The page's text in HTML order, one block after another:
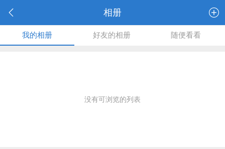
相册
我的相册 好友的相册 随便看看
没有可浏览的列表